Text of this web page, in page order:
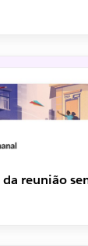
reunião